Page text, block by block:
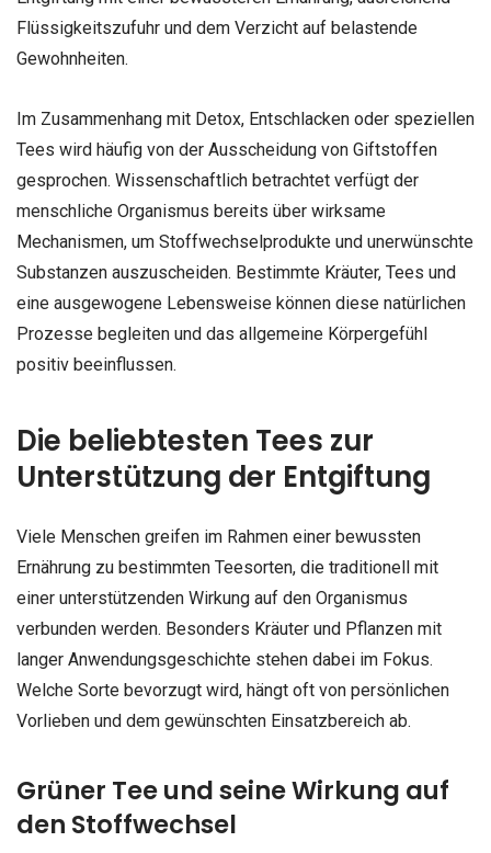
Flüssigkeitszufuhr und dem Verzicht auf belastende
Gewohnheiten.
Im Zusammenhang mit Detox, Entschlacken oder speziellen
Tees wird häufig von der Ausscheidung von Giftstoffen
gesprochen. Wissenschaftlich betrachtet verfügt der
menschliche Organismus bereits über wirksame
Mechanismen, um Stoffwechselprodukte und unerwünschte
Substanzen auszuscheiden. Bestimmte Kräuter, Tees und
eine ausgewogene Lebensweise können diese natürlichen
Prozesse begleiten und das allgemeine Körpergefühl
positiv beeinflussen.
Die beliebtesten Tees zur
Unterstützung der Entgiftung
Viele Menschen greifen im Rahmen einer bewussten
Ernährung zu bestimmten Teesorten, die traditionell mit
einer unterstützenden Wirkung auf den Organismus
verbunden werden. Besonders Kräuter und Pflanzen mit
langer Anwendungsgeschichte stehen dabei im Fokus.
Welche Sorte bevorzugt wird, hängt oft von persönlichen
Vorlieben und dem gewünschten Einsatzbereich ab.
Grüner Tee und seine Wirkung auf
den Stoffwechsel